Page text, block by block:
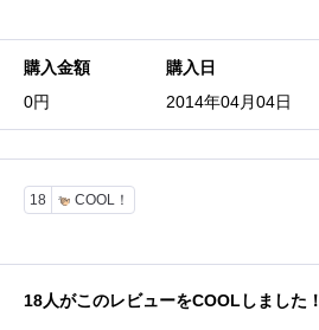
購入金額
0円
購入日
2014年04月04日
18 COOL！
18人がこのレビューをCOOLしました！